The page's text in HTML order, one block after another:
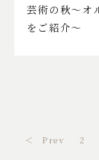
芸術の秋～オ
をご紹介～
＜ Prev 2